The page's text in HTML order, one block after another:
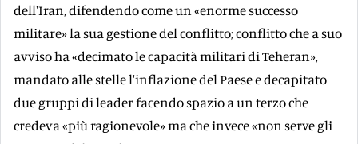
dell'Iran, difendendo come un «enorme successo
militare» la sua gestione del conflitto; conflitto che a suo
avviso ha «decimato le capacità militari di Teheran»,
mandato alle stelle l'inflazione del Paese e decapitato
due gruppi di leader facendo spazio a un terzo che
credeva «più ragionevole» ma che invece «non serve gli